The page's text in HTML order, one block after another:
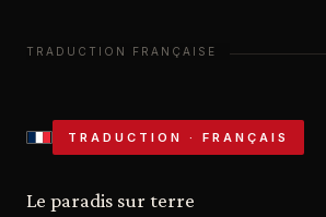
TRADUCTION · FRANÇAIS
Le paradis sur terre